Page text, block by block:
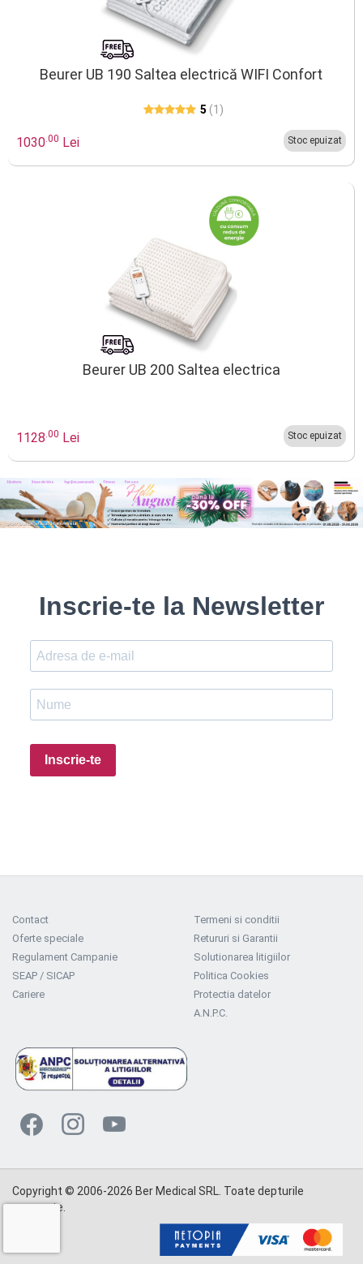
Beurer UB 190 Saltea electrică WIFI Confort
5 (1)
1030.00 Lei Stoc epuizat
Beurer UB 200 Saltea electrica
1128.00 Lei Stoc epuizat
Inscrie-te la Newsletter
Inscrie-te
Contact
Oferte speciale
Regulament Campanie
SEAP / SICAP
Cariere
Termeni si conditii
Retururi si Garantii
Solutionarea litigiilor
Politica Cookies
Protectia datelor
A.N.P.C.
Copyright © 2006-2026 Ber Medical SRL. Toate depturile
rezervate.